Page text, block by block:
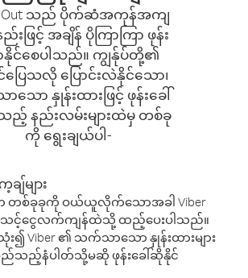
Out သည် ပိုက်ဆံအကုန်အကျ
းဖြင့် အချိန် ပိုကြာကြာ ဖုန်း
ာနိုင်စေပါသည်။ ကျွန်ုပ်တို့၏
ြေသလို ပြောင်းလဲနိုင်သော၊
ော နှုန်းထားဖြင့် ဖုန်းခေါ်
ည့် နည်းလမ်းများထဲမှ တစ်ခု
ကို ရွေးချယ်ပါ-
ျ်များ
တစ်ခုခုကို ဝယ်ယူလိုက်သောအခါ Viber
သင့်ငွေလက်ကျန်ထဲသို့ ထည့်ပေးပါသည်။
Viber ၏ သက်သာသော နှုန်းထားများ
မည်သည့်နံပါတ်သို့မဆို ဖုန်းခေါ်ဆိုနိုင်